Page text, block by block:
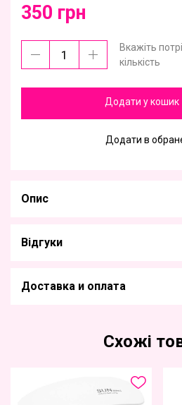
350 грн
Вкажіть
кількість
Додати у кошик
Додати в
Опис
Відгуки
Доставка и оплата
Схожі